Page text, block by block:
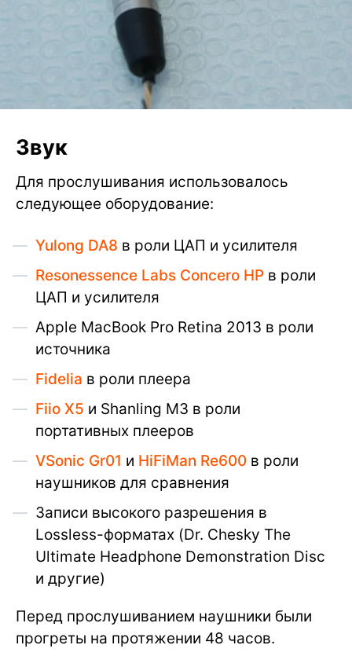
Звук
Для прослушивания использовалось
следующее оборудование:
Yulong DA8 в роли ЦАП и усилителя
Resonessence Labs Concero HP в роли
ЦАП и усилителя
Apple MacBook Pro Retina 2013 в роли
источника
Fidelia в роли плеера
Fiio X5 и Shanling M3 в роли
портативных плееров
VSonic Gr01 и HiFiMan Re600 в роли
наушников для сравнения
Записи высокого разрешения в
Lossless-форматах (Dr. Chesky The
Ultimate Headphone Demonstration Disc
и другие)
Перед прослушиванием наушники были
прогреты на протяжении 48 часов.